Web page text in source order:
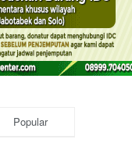
Popular